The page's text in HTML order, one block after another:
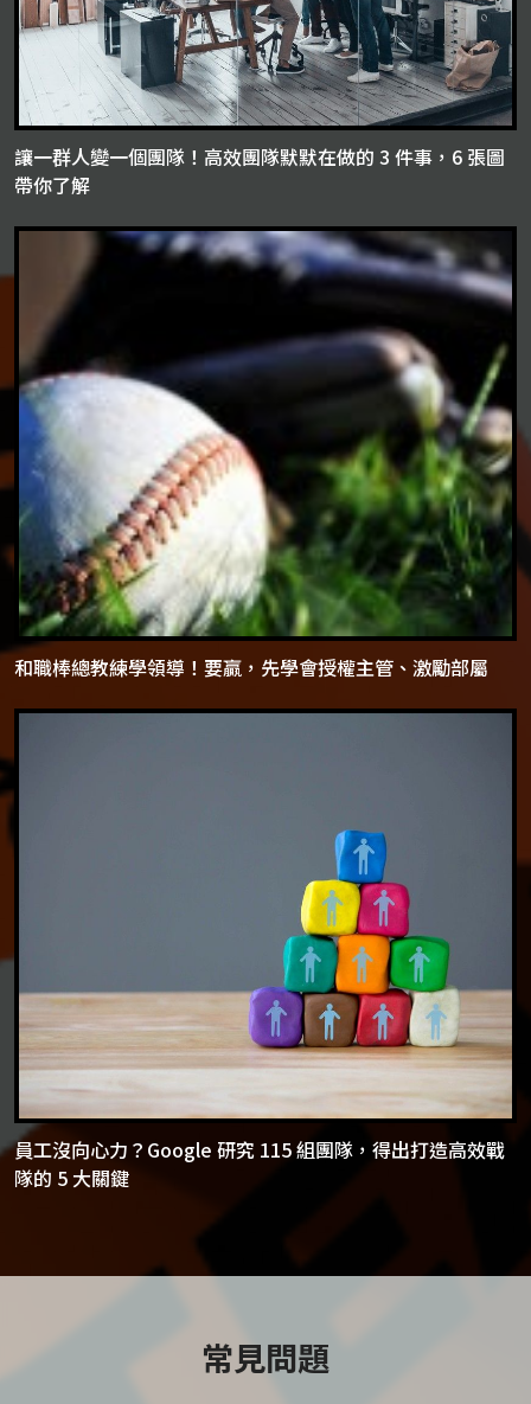
讓一群人變一個團隊！高效團隊默默在做的 3 件事，6 張圖
帶你了解
和職棒總教練學領導！要贏，先學會授權主管、激勵部屬
員工沒向心力？Google 研究 115 組團隊，得出打造高效戰
隊的 5 大關鍵
常見問題